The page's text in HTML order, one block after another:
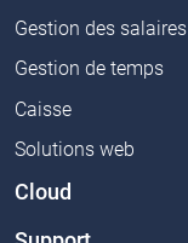
Gestion des salaires
Gestion de temps
Caisse
Solutions web
Cloud